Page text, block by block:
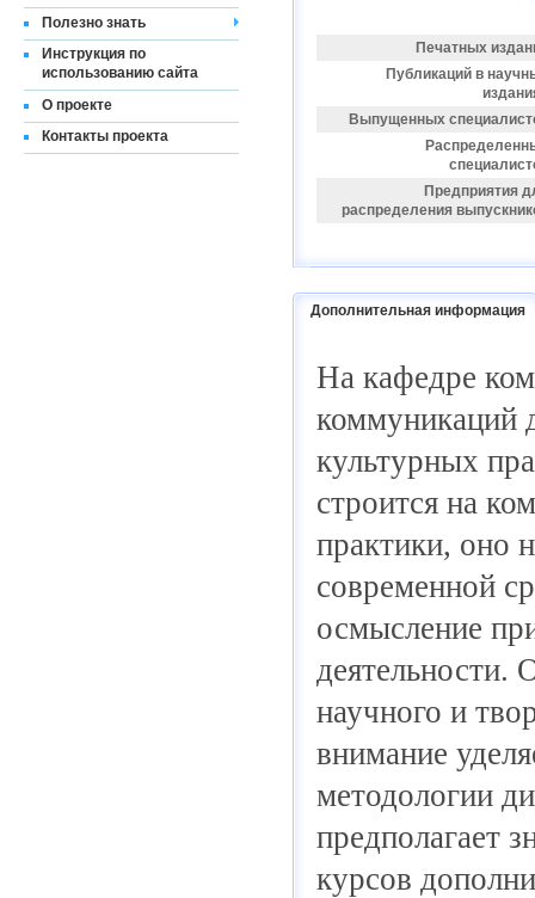
Полезно знать
Инструкция по
использованию сайта
О проекте
Контакты проекта
Печатных
Публикаций в
Выпущенных
Предприятия
распределения
Дополнительная информация
На кафедре
коммуникаций
культурных
строится на
практики, оно
современной
осмысление
деятельности.
научного и
внимание
методологии
предполагает
курсов